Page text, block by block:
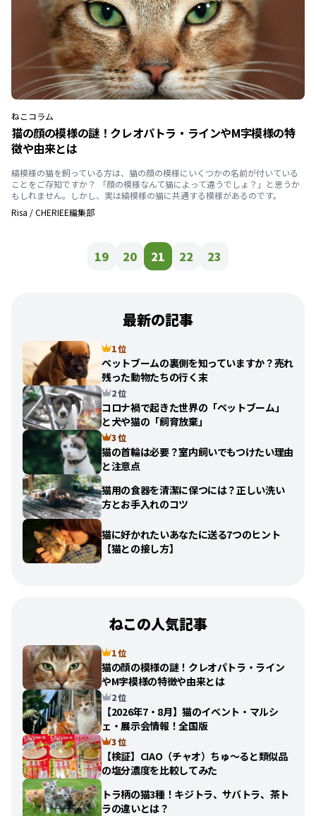
ねこコラム
猫の顔の模様の謎！クレオパトラ・ラインやM字模様の特
徴や由来とは
縞模様の猫を飼っている方は、猫の顔の模様にいくつかの名前が付いている
ことをご存知ですか？ 「顔の模様なんて猫によって違うでしょ？」と思うか
もしれません。しかし、実は縞模様の猫に共通する模様があるのです。
Risa /CHERIEE編集部
19 20 21 22 23
最新の記事
1 位
ペットブームの裏側を知っていますか？売れ
残った動物たちの行く末
2 位
コロナ禍で起きた世界の「ペットブーム」
と犬や猫の「飼育放棄」
3 位
猫の首輪は必要？室内飼いでもつけたい理由
と注意点
猫用の食器を清潔に保つには？正しい洗い
方とお手入れのコツ
猫に好かれたいあなたに送る7つのヒント
【猫との接し方】
ねこの人気記事
1 位
猫の顔の模様の謎！クレオパトラ・ライン
やM字模様の特徴や由来とは
2 位
【2026年7・8月】猫のイベント・マルシ
ェ・展示会情報！全国版
3 位
【検証】CIAO（チャオ）ちゅ〜ると類似品
の塩分濃度を比較してみた
トラ柄の猫3種！キジトラ、サバトラ、茶ト
ラの違いとは？